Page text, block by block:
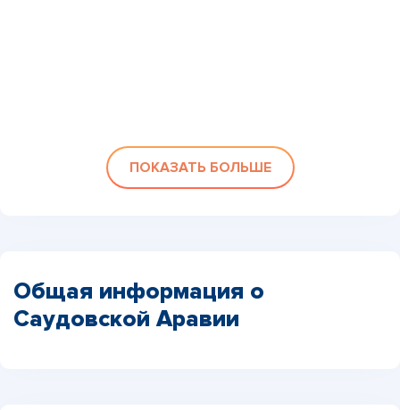
ПОКАЗАТЬ БОЛЬШЕ
Общая информация о
Саудовской Аравии